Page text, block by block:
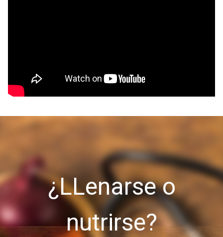
¿LLenarse o
nutrirse?